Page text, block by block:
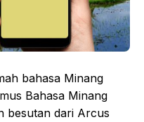
bahasa Minang
Bahasa Minang
besutan dari Arcus